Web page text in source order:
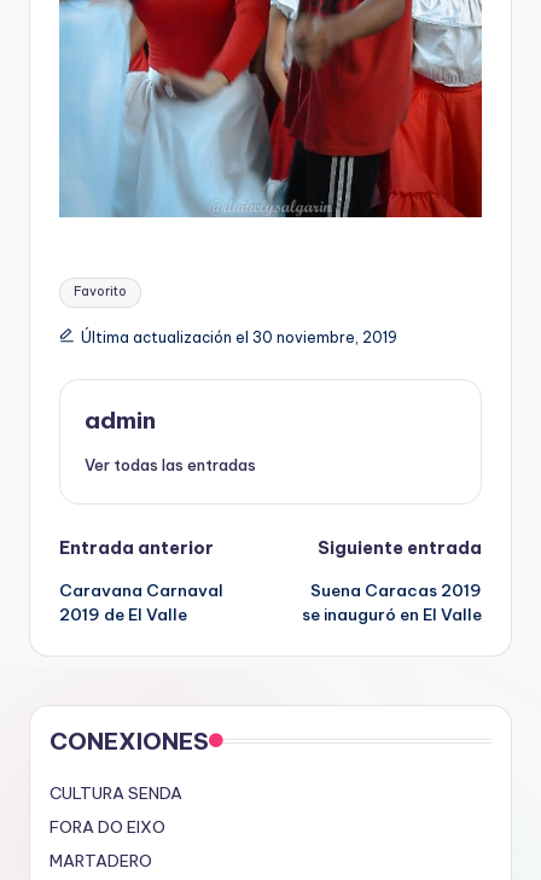
Etiquetas:
Favorito
Última actualización el 30 noviembre, 2019
admin
Ver todas las entradas
Navegación
de
entradas
Entrada anterior
Caravana Carnaval
2019 de El Valle
Siguiente entrada
Suena Caracas 2019
se inauguró en El Valle
CONEXIONES
CULTURA SENDA
FORA DO EIXO
MARTADERO